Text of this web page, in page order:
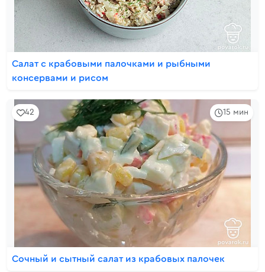
Салат с крабовыми палочками и рыбными
консервами и рисом
15 мин
42
Сочный и сытный салат из крабовых палочек